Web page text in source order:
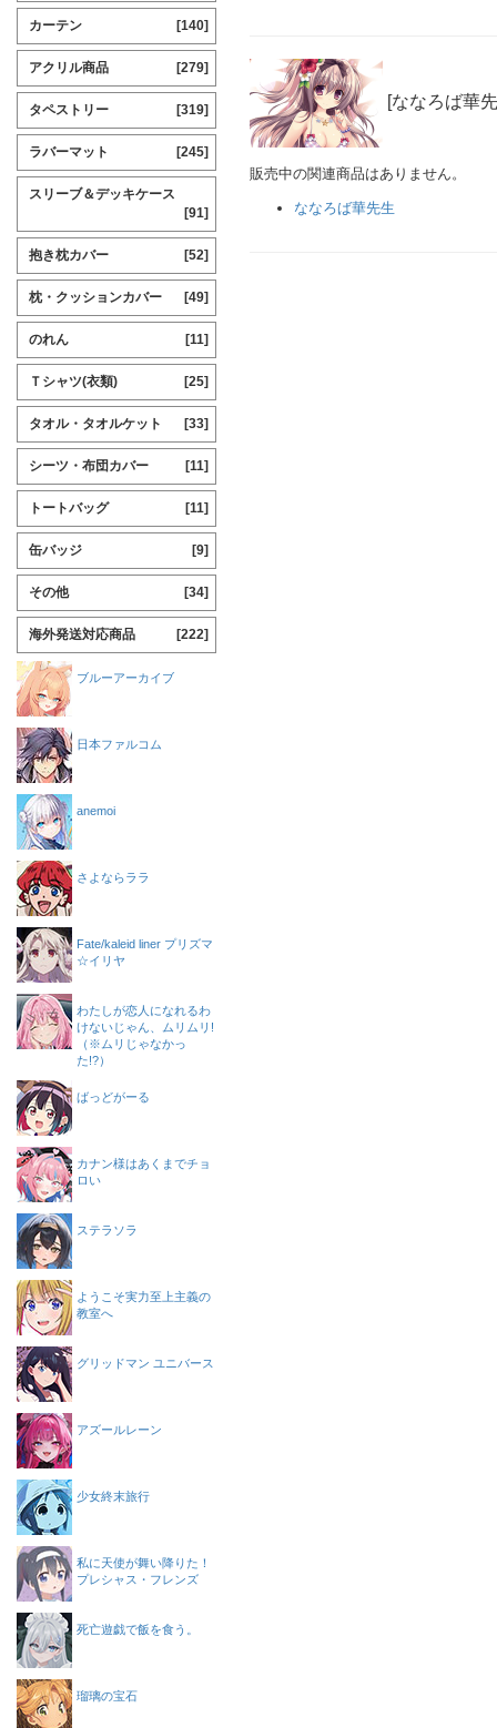
[ななろば華
販売中の関連商品はありません。
ななろば華先生
カーテン [140]
アクリル商品 [279]
タペストリー [319]
ラバーマット [245]
スリーブ＆デッキケース
[91]
抱き枕カバー [52]
枕・クッションカバー [49]
のれん [11]
Ｔシャツ(衣類) [25]
タオル・タオルケット [33]
シーツ・布団カバー [11]
トートバッグ [11]
缶バッジ [9]
その他 [34]
海外発送対応商品 [222]
ブルーアーカイブ
日本ファルコム
anemoi
さよならララ
Fate/kaleid liner プリズマ
☆イリヤ
わたしが恋人になれるわ
けないじゃん、ムリムリ!
（※ムリじゃなかっ
た!?）
ばっどがーる
カナン様はあくまでチョ
ロい
ステラソラ
ようこそ実力至上主義の
教室へ
グリッドマン ユニバース
アズールレーン
少女終末旅行
私に天使が舞い降りた！
プレシャス・フレンズ
死亡遊戯で飯を食う。
瑠璃の宝石